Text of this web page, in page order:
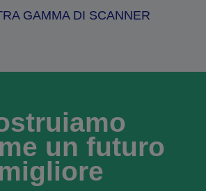
GAMMA DI SCANNER
un futuro